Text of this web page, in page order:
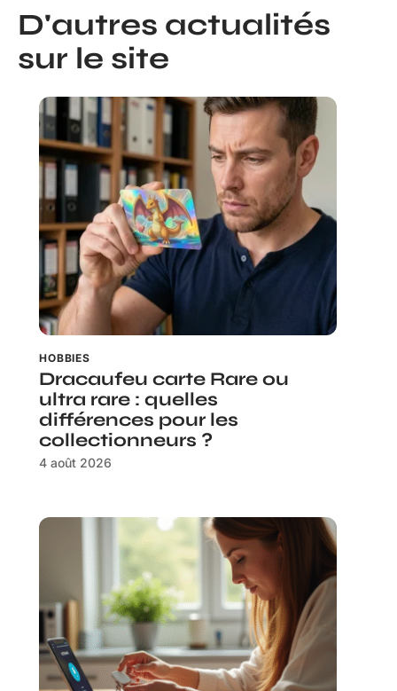
D'autres actualités
sur le site
HOBBIES
Dracaufeu carte Rare ou
ultra rare : quelles
différences pour les
collectionneurs ?
4 août 2026